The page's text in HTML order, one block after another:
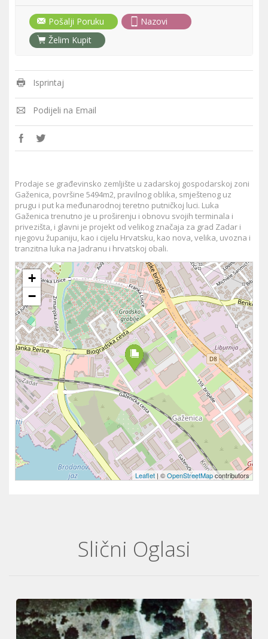
Pošalji Poruku
Nazovi
Želim Kupit
Isprintaj
Podijeli na Email
Prodaje se građevinsko zemljište u zadarskoj gospodarskoj zoni
Gaženica, površine 5494m2, pravilnog oblika, smještenog uz
prugu i put ka međunarodnoj teretno putničkoj luci. Luka
Gaženica trenutno je u proširenju i obnovu svojih terminala i
privezišta, i glavni je projekt od velikog značaja za grad Zadar i
njegovu županiju, kao i cijelu Hrvatsku, kao nova, velika, uvozna i
tranzitna luka na Jadranu i hrvatskoj obali.
+
−
Leaflet | ©OpenStreetMapcontributors
Slični Oglasi